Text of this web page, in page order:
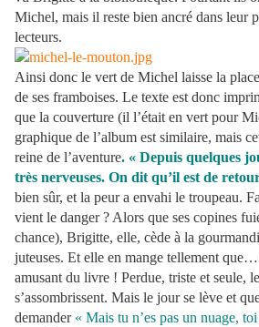
Michel, mais il reste bien ancré dans leur
lecteurs.
Ainsi donc le vert de Michel laisse la
de ses framboises. Le texte est donc
que la couverture (il l’était en vert pour
graphique de l’album est similaire, mais
reine de l’aventure. « Depuis quelques
très nerveuses. On dit qu’il est de
bien sûr, et la peur a envahi le troupeau.
vient le danger ? Alors que ses copines
chance), Brigitte, elle, cède à la
juteuses. Et elle en mange tellement que…
amusant du livre ! Perdue, triste et seule,
s’assombrissent. Mais le jour se lève et
demander « Mais tu n’es pas un nuage,